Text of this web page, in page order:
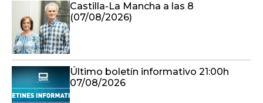
Castilla-La Mancha a las 8
(07/08/2026)
Último boletín informativo 21:00h
07/08/2026